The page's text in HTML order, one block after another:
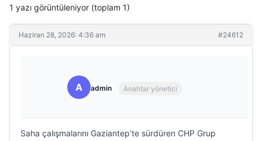
1 yazı görüntüleniyor (toplam 1)
Haziran 28, 2026: 4:36 am #24612
A admin Anahtar yönetici
Saha çalışmalarını Gaziantep’te sürdüren CHP Grup